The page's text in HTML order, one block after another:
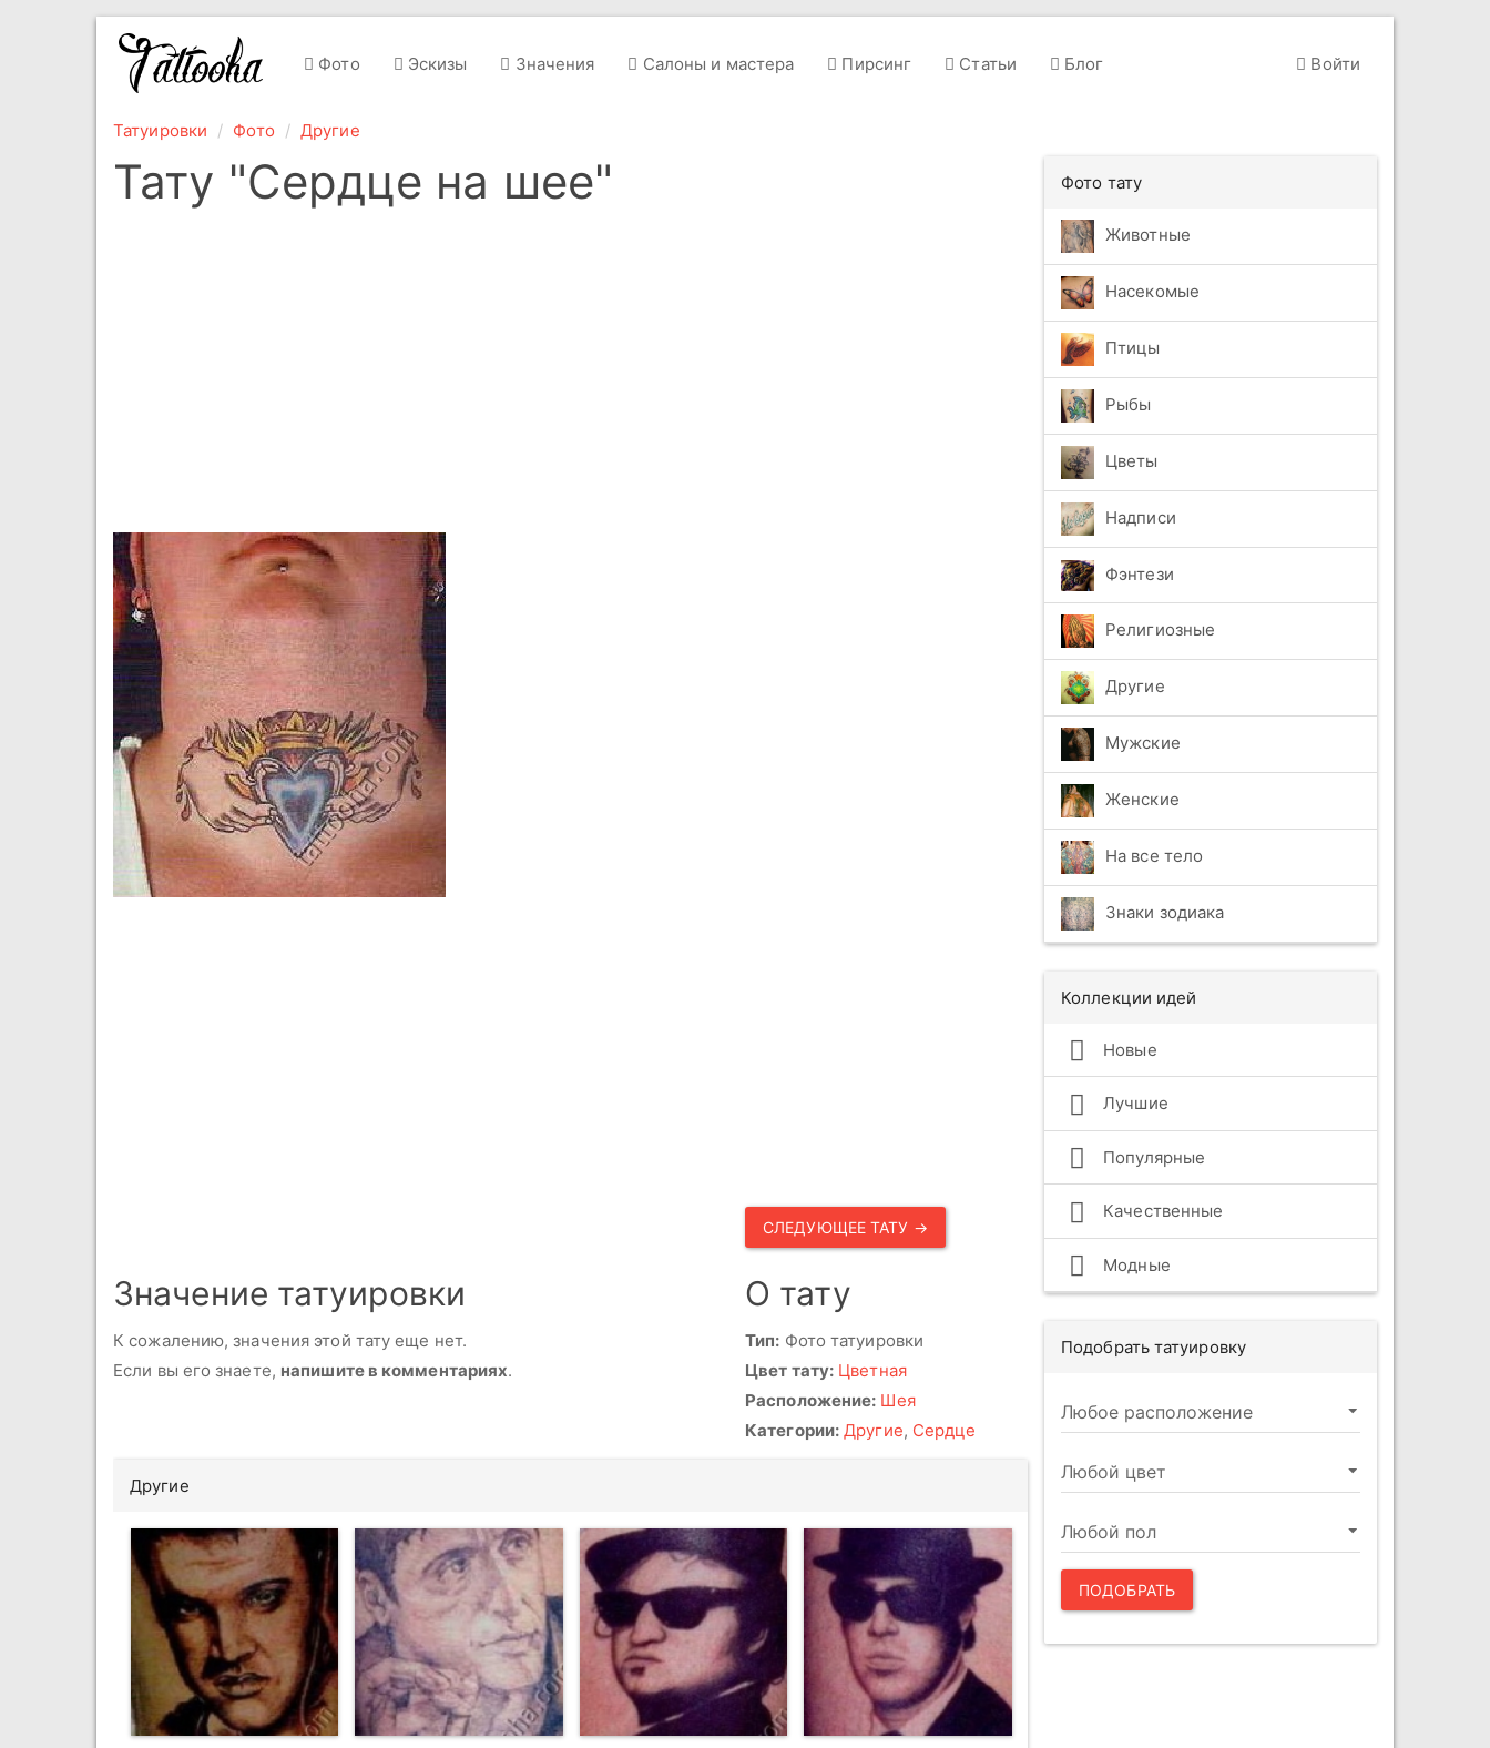
Фото Эскизы Значения Салоны и мастера Пирсинг Статьи Блог Войти
Татуировки Фото Другие
Тату "Сердце на шее"
СЛЕДУЮЩЕЕ ТАТУ →
Значение татуировки
К сожалению, значения этой тату еще нет.
Если вы его знаете, напишите в комментариях.
О тату
Тип: Фото татуировки
Цвет тату: Цветная
Расположение: Шея
Категории: Другие, Сердце
Другие
Фото тату
Животные
Насекомые
Птицы
Рыбы
Цветы
Надписи
Фэнтези
Религиозные
Другие
Мужские
Женские
На все тело
Знаки зодиака
Коллекции идей
Новые
Лучшие
Популярные
Качественные
Модные
Подобрать татуировку
ПОДОБРАТЬ